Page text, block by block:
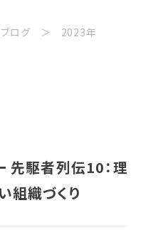
ログ 2023年
先駆者列伝10：理
組織づくり